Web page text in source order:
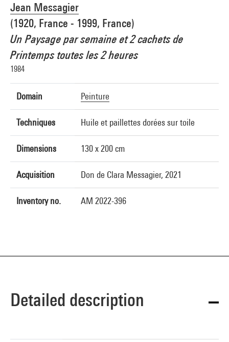
Jean Messagier
(1920, France - 1999, France)
Un Paysage par semaine et 2 cachets de
Printemps toutes les 2 heures
1984
Domain Peinture
Techniques Huile et paillettes dorées sur toile
Dimensions 130 x 200 cm
Acquisition Don de Clara Messagier, 2021
Inventory no. AM 2022-396
Photo credits : Centre Pompidou, MNAM-CCI/Audrey Laurans/Dist. GrandPalaisRmn
Image reference : 4Y05604
Image presentation :GrandPalaisRmnPhoto
Detailed description